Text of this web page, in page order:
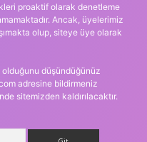
proaktif olarak denetleme
Ancak, üyelerimiz
olup, siteye üye olarak
düşündüğünüz
adresine bildirmeniz
sitemizden kaldırılacaktır.